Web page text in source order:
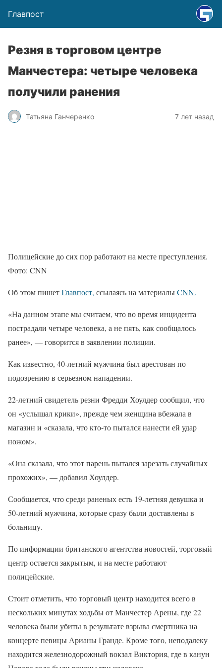
Главпост
Резня в торговом центре
Манчестера: четыре человека
получили ранения
Татьяна Ганчеренко 7 лет назад
Полицейские до сих пор работают на месте преступления.
Фото: CNN
Об этом пишетГлавпост, ссылаясь на материалыCNN.
«На данном этапе мы считаем, что во время инцидента
пострадали четыре человека, а не пять, как сообщалось
ранее», — говорится в заявлении полиции.
Как известно, 40-летний мужчина был арестован по
подозрению в серьезном нападении.
22-летний свидетель резни Фредди Хоулдер сообщил, что
он «услышал крики», прежде чем женщина вбежала в
магазин и «сказала, что кто-то пытался нанести ей удар
ножом».
«Она сказала, что этот парень пытался зарезать случайных
прохожих», — добавил Хоулдер.
Сообщается, что среди раненых есть 19-летняя девушка и
50-летний мужчина, которые сразу были доставлены в
больницу.
По информации британского агентства новостей, торговый
центр остается закрытым, и на месте работают
полицейские.
Стоит отметить, что торговый центр находится всего в
нескольких минутах ходьбы от Манчестер Арены, где 22
человека были убиты в результате взрыва смертника на
концерте певицы Арианы Гранде. Кроме того, неподалеку
находится железнодорожный вокзал Виктория, где в канун